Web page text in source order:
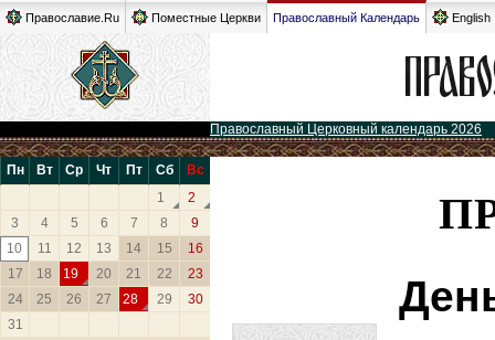
Православие.Ru Поместные Церкви Православный Календарь English
Православный Церковный календарь 2026
Пн Вт Ср Чт Пт Сб
Вс
1
2
3
4 5 6 7 8
9
10
11 12 13 14 15
16
17
18 19 20 21 22
23
24
25 26 27 28 29
30
31